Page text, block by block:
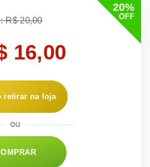
20%
OFF
R$ 20,00
16,00
retirar na loja